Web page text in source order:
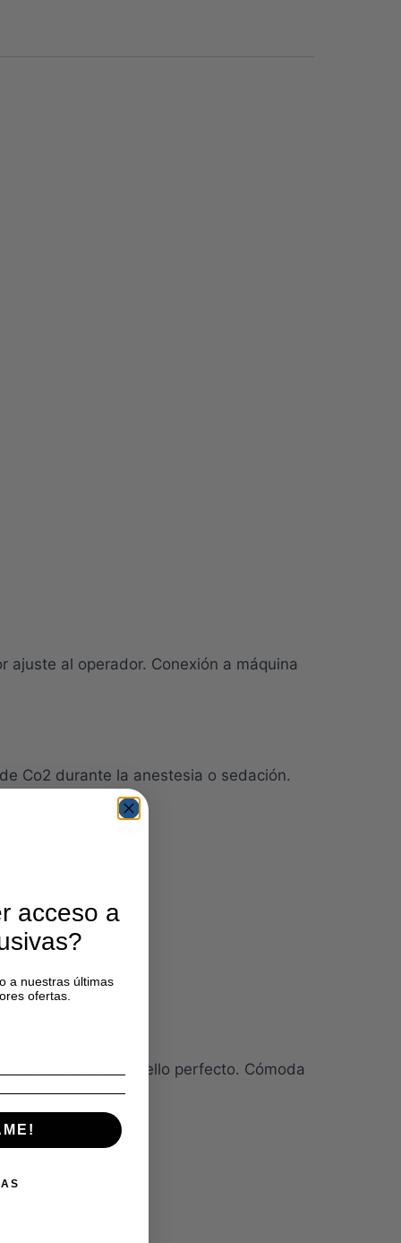
al operador. Conexión a máquina
Co2 durante la anestesia o sedación.
proporciona un sello perfecto. Cómoda
acceso a
a nuestras últimas
ofertas.